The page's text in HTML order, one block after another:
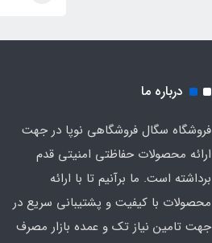
درباره ما
فروشگاه سگال فروشگاهی نوپا در جهت
ارائه محصولات حفاظتی امنیتی قدم
برداشته است. ما برآنیم تا با ارائه
محصولات با کیفیت و پشتیبانی سریع در
جهت تامین نیاز تک و عمده بازار مصرف